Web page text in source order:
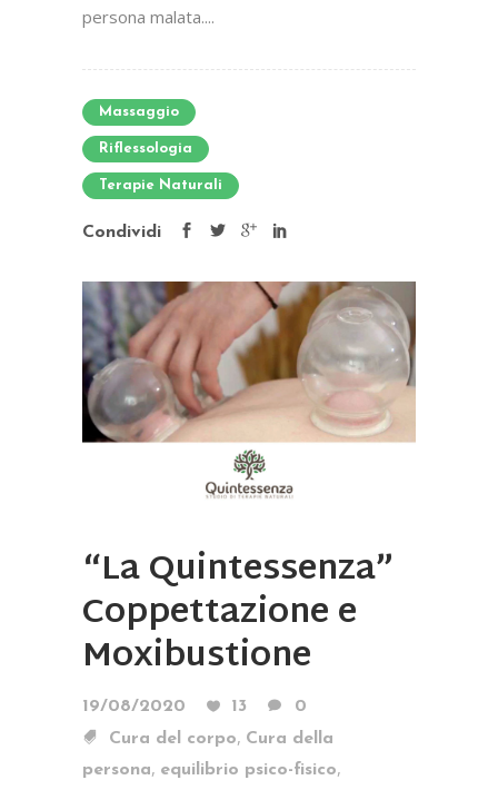
persona malata....
Massaggio
Riflessologia
Terapie Naturali
Condividi
“La Quintessenza”
Coppettazione e
Moxibustione
19/08/2020 13
0
Cura del corpo, Cura della
persona, equilibrio psico-fisico,